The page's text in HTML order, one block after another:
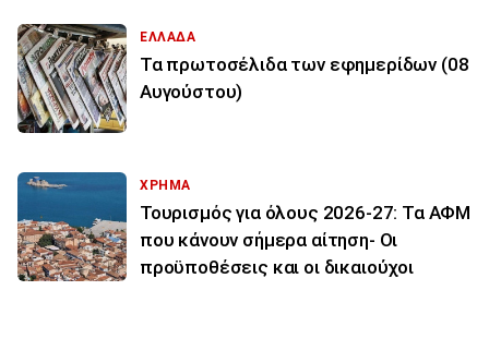
ΕΛΛΑΔΑ
Τα πρωτοσέλιδα των εφημερίδων (08
Αυγούστου)
ΧΡΗΜΑ
Τουρισμός για όλους 2026-27: Τα ΑΦΜ
που κάνουν σήμερα αίτηση- Οι
προϋποθέσεις και οι δικαιούχοι